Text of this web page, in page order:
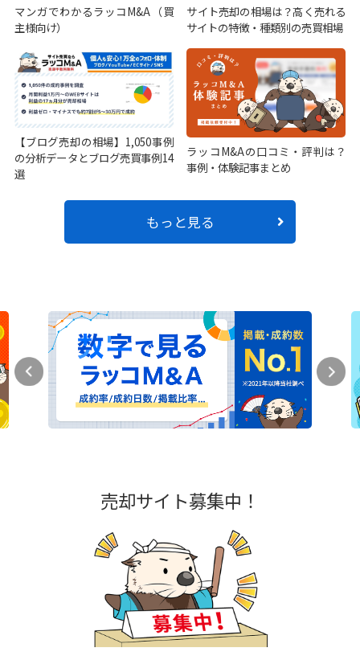
マンガでわかるラッコM&A（買
主様向け）
サイト売却の相場は？高く売れる
サイトの特徴・種類別の売買相場
【ブログ売却の相場】1,050事例
の分析データとブログ売買事例14
選
ラッコM&Aの口コミ・評判は？
事例・体験記事まとめ
もっと見る
売却サイト募集中！